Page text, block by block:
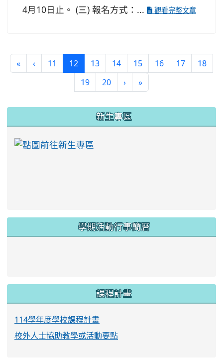
4月10日止。 (三) 報名方式：...
觀看完整文章
« ‹ 11 12 (current)
13 14 15 16 17
18
19
20 › »
新生專區
學期活動行事簡曆
課程計畫
114學年度學校課程計畫
校外人士協助教學或活動要點